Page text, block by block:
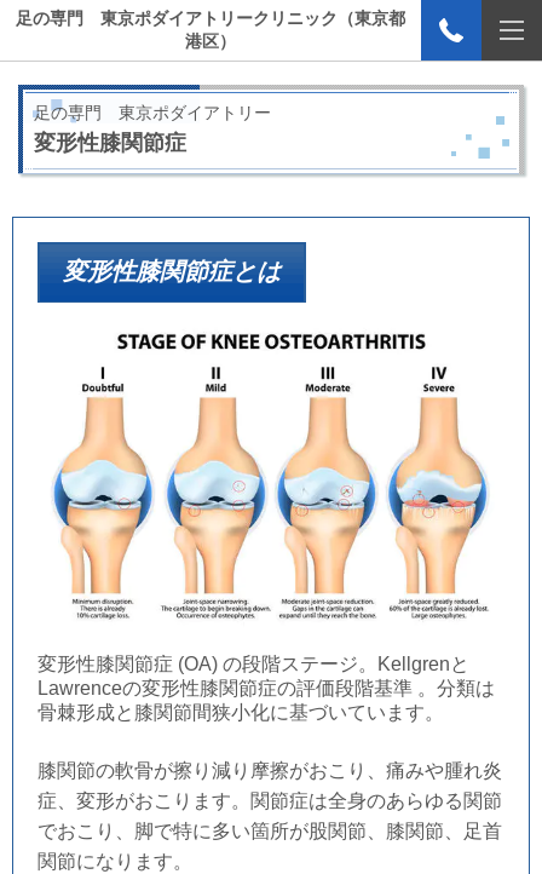
足の専門 東京ポダイアトリークリニック（東京都
港区）
足の専門 東京ポダイアトリー
変形性膝関節症
変形性膝関節症とは
変形性膝関節症 (OA) の段階ステージ。Kellgrenと
Lawrenceの変形性膝関節症の評価段階基準 。分類は
骨棘形成と膝関節間狭小化に基づいています。
膝関節の軟骨が擦り減り摩擦がおこり、痛みや腫れ炎
症、変形がおこります。関節症は全身のあらゆる関節
でおこり、脚で特に多い箇所が股関節、膝関節、足首
関節になります。